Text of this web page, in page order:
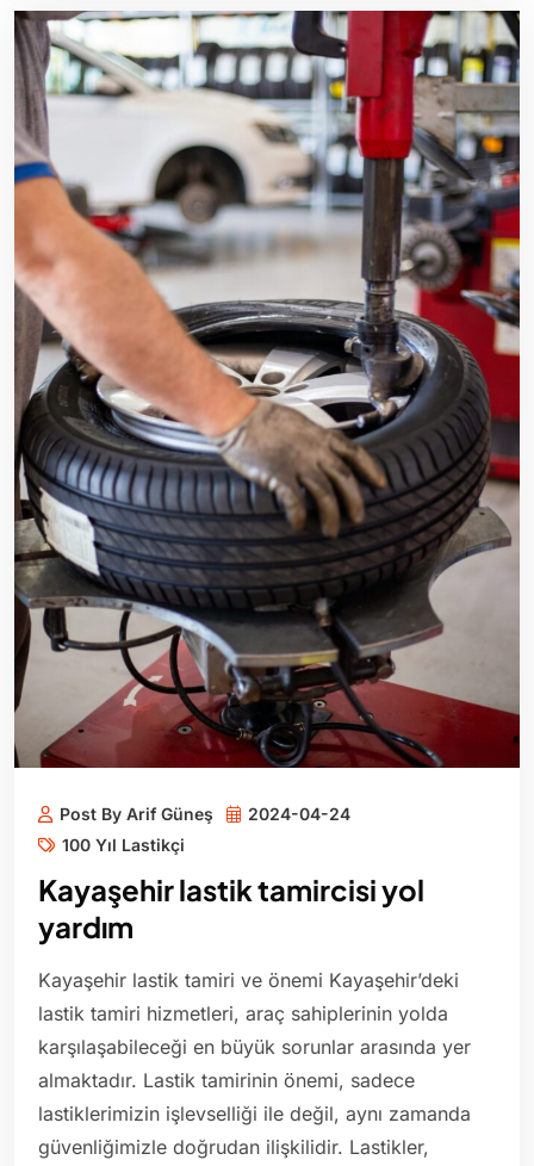
Post By Arif Güneş
2024-04-24
100 Yıl Lastikçi
Kayaşehir lastik tamircisi yol
yardım
Kayaşehir lastik tamiri ve önemi Kayaşehir’deki
lastik tamiri hizmetleri, araç sahiplerinin yolda
karşılaşabileceği en büyük sorunlar arasında yer
almaktadır. Lastik tamirinin önemi, sadece
lastiklerimizin işlevselliği ile değil, aynı zamanda
güvenliğimizle doğrudan ilişkilidir. Lastikler,